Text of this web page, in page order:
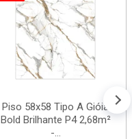
Piso 58x58 Tipo A Gióia
Bold Brilhante P4 2,68m²
-...